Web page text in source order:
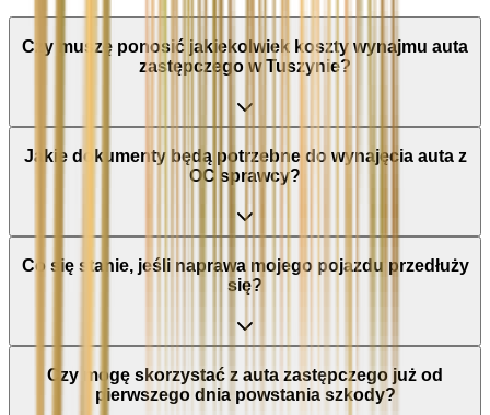
Czy muszę ponosić jakiekolwiek koszty wynajmu auta
zastępczego w Tuszynie?
Jakie dokumenty będą potrzebne do wynajęcia auta z
OC sprawcy?
Co się stanie, jeśli naprawa mojego pojazdu przedłuży
się?
Czy mogę skorzystać z auta zastępczego już od
pierwszego dnia powstania szkody?